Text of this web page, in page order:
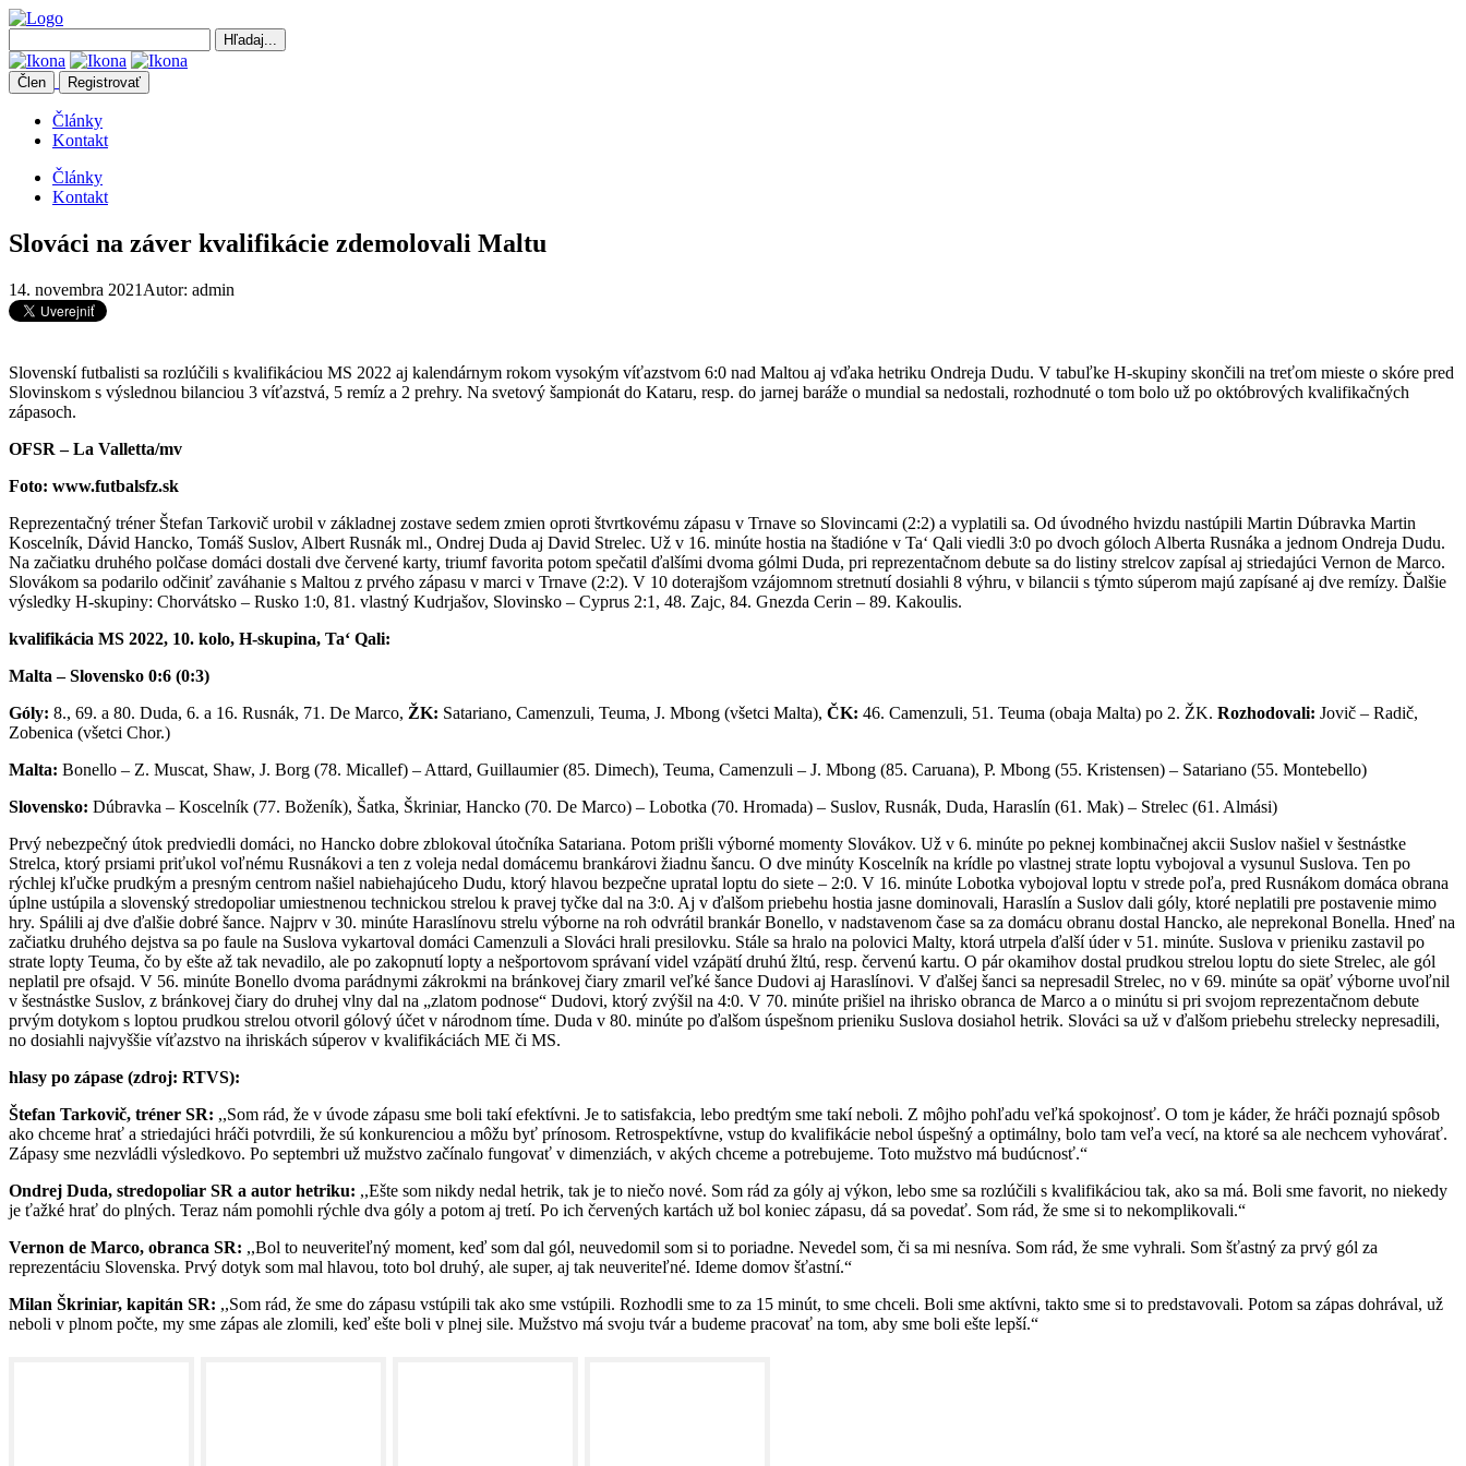
Člen Registrovať
Články
Kontakt
Články
Kontakt
Slováci na záver kvalifikácie zdemolovali Maltu
14. novembra 2021 Autor: admin
Slovenskí futbalisti sa rozlúčili s kvalifikáciou MS 2022 aj kalendárnym rokom vysokým víťazstvom 6:0 nad Maltou aj vďaka hetriku Ondreja Dudu. V tabuľke H-skupiny skončili na treťom mieste o skóre pred
Slovinskom s výslednou bilanciou 3 víťazstvá, 5 remíz a 2 prehry. Na svetový šampionát do Kataru, resp. do jarnej baráže o mundial sa nedostali, rozhodnuté o tom bolo už po októbrových kvalifikačných
zápasoch.
OFSR – La Valletta/mv
Foto: www.futbalsfz.sk
Reprezentačný tréner Štefan Tarkovič urobil v základnej zostave sedem zmien oproti štvrtkovému zápasu v Trnave so Slovincami (2:2) a vyplatili sa. Od úvodného hvizdu nastúpili Martin Dúbravka Martin
Koscelník, Dávid Hancko, Tomáš Suslov, Albert Rusnák ml., Ondrej Duda aj David Strelec. Už v 16. minúte hostia na štadióne v Ta‘ Qali viedli 3:0 po dvoch góloch Alberta Rusnáka a jednom Ondreja Dudu.
Na začiatku druhého polčase domáci dostali dve červené karty, triumf favorita potom spečatil ďalšími dvoma gólmi Duda, pri reprezentačnom debute sa do listiny strelcov zapísal aj striedajúci Vernon de Marco.
Slovákom sa podarilo odčiniť zaváhanie s Maltou z prvého zápasu v marci v Trnave (2:2). V 10 doterajšom vzájomnom stretnutí dosiahli 8 výhru, v bilancii s týmto súperom majú zapísané aj dve remízy. Ďalšie
výsledky H-skupiny: Chorvátsko – Rusko 1:0, 81. vlastný Kudrjašov, Slovinsko – Cyprus 2:1, 48. Zajc, 84. Gnezda Cerin – 89. Kakoulis.
kvalifikácia MS 2022, 10. kolo, H-skupina, Ta‘ Qali:
Malta – Slovensko 0:6 (0:3)
Góly: 8., 69. a 80. Duda, 6. a 16. Rusnák, 71. De Marco, ŽK: Satariano, Camenzuli, Teuma, J. Mbong (všetci Malta), ČK: 46. Camenzuli, 51. Teuma (obaja Malta) po 2. ŽK. Rozhodovali: Jovič – Radič,
Zobenica (všetci Chor.)
Malta: Bonello – Z. Muscat, Shaw, J. Borg (78. Micallef) – Attard, Guillaumier (85. Dimech), Teuma, Camenzuli – J. Mbong (85. Caruana), P. Mbong (55. Kristensen) – Satariano (55. Montebello)
Slovensko: Dúbravka – Koscelník (77. Boženík), Šatka, Škriniar, Hancko (70. De Marco) – Lobotka (70. Hromada) – Suslov, Rusnák, Duda, Haraslín (61. Mak) – Strelec (61. Almási)
Prvý nebezpečný útok predviedli domáci, no Hancko dobre zblokoval útočníka Satariana. Potom prišli výborné momenty Slovákov. Už v 6. minúte po peknej kombinačnej akcii Suslov našiel v šestnástke
Strelca, ktorý prsiami priťukol voľnému Rusnákovi a ten z voleja nedal domácemu brankárovi žiadnu šancu. O dve minúty Koscelník na krídle po vlastnej strate loptu vybojoval a vysunul Suslova. Ten po
rýchlej kľučke prudkým a presným centrom našiel nabiehajúceho Dudu, ktorý hlavou bezpečne upratal loptu do siete – 2:0. V 16. minúte Lobotka vybojoval loptu v strede poľa, pred Rusnákom domáca obrana
úplne ustúpila a slovenský stredopoliar umiestnenou technickou strelou k pravej tyčke dal na 3:0. Aj v ďalšom priebehu hostia jasne dominovali, Haraslín a Suslov dali góly, ktoré neplatili pre postavenie mimo
hry. Spálili aj dve ďalšie dobré šance. Najprv v 30. minúte Haraslínovu strelu výborne na roh odvrátil brankár Bonello, v nadstavenom čase sa za domácu obranu dostal Hancko, ale neprekonal Bonella. Hneď na
začiatku druhého dejstva sa po faule na Suslova vykartoval domáci Camenzuli a Slováci hrali presilovku. Stále sa hralo na polovici Malty, ktorá utrpela ďalší úder v 51. minúte. Suslova v prieniku zastavil po
strate lopty Teuma, čo by ešte až tak nevadilo, ale po zakopnutí lopty a nešportovom správaní videl vzápätí druhú žltú, resp. červenú kartu. O pár okamihov dostal prudkou strelou loptu do siete Strelec, ale gól
neplatil pre ofsajd. V 56. minúte Bonello dvoma parádnymi zákrokmi na bránkovej čiary zmaril veľké šance Dudovi aj Haraslínovi. V ďalšej šanci sa nepresadil Strelec, no v 69. minúte sa opäť výborne uvoľnil
v šestnástke Suslov, z bránkovej čiary do druhej vlny dal na „zlatom podnose“ Dudovi, ktorý zvýšil na 4:0. V 70. minúte prišiel na ihrisko obranca de Marco a o minútu si pri svojom reprezentačnom debute
prvým dotykom s loptou prudkou strelou otvoril gólový účet v národnom tíme. Duda v 80. minúte po ďalšom úspešnom prieniku Suslova dosiahol hetrik. Slováci sa už v ďalšom priebehu strelecky nepresadili,
no dosiahli najvyššie víťazstvo na ihriskách súperov v kvalifikáciách ME či MS.
hlasy po zápase (zdroj: RTVS):
Štefan Tarkovič, tréner SR: ,,Som rád, že v úvode zápasu sme boli takí efektívni. Je to satisfakcia, lebo predtým sme takí neboli. Z môjho pohľadu veľká spokojnosť. O tom je káder, že hráči poznajú spôsob
ako chceme hrať a striedajúci hráči potvrdili, že sú konkurenciou a môžu byť prínosom. Retrospektívne, vstup do kvalifikácie nebol úspešný a optimálny, bolo tam veľa vecí, na ktoré sa ale nechcem vyhovárať.
Zápasy sme nezvládli výsledkovo. Po septembri už mužstvo začínalo fungovať v dimenziách, v akých chceme a potrebujeme. Toto mužstvo má budúcnosť.“
Ondrej Duda, stredopoliar SR a autor hetriku: ,,Ešte som nikdy nedal hetrik, tak je to niečo nové. Som rád za góly aj výkon, lebo sme sa rozlúčili s kvalifikáciou tak, ako sa má. Boli sme favorit, no niekedy
je ťažké hrať do plných. Teraz nám pomohli rýchle dva góly a potom aj tretí. Po ich červených kartách už bol koniec zápasu, dá sa povedať. Som rád, že sme si to nekomplikovali.“
Vernon de Marco, obranca SR: ,,Bol to neuveriteľný moment, keď som dal gól, neuvedomil som si to poriadne. Nevedel som, či sa mi nesníva. Som rád, že sme vyhrali. Som šťastný za prvý gól za
reprezentáciu Slovenska. Prvý dotyk som mal hlavou, toto bol druhý, ale super, aj tak neuveriteľné. Ideme domov šťastní.“
Milan Škriniar, kapitán SR: ,,Som rád, že sme do zápasu vstúpili tak ako sme vstúpili. Rozhodli sme to za 15 minút, to sme chceli. Boli sme aktívni, takto sme si to predstavovali. Potom sa zápas dohrával, už
neboli v plnom počte, my sme zápas ale zlomili, keď ešte boli v plnej sile. Mužstvo má svoju tvár a budeme pracovať na tom, aby sme boli ešte lepší.“